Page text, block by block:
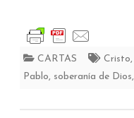
CARTAS Cristo,
Pablo, soberanía de Dios,